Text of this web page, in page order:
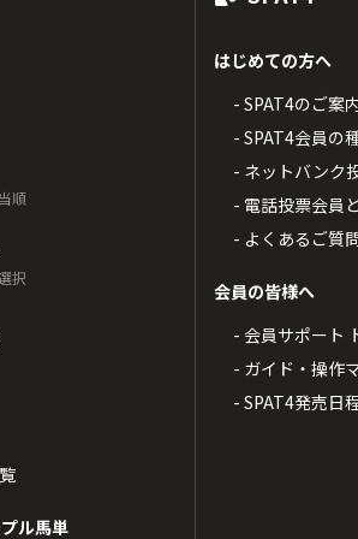
順
択
ル馬単
はじめての方へ
- SPAT4のご案
- SPAT4会員の
- ネットバンク
- 電話投票会員
- よくあるご質
会員の皆様へ
- 会員サポート
- ガイド・操作
- SPAT4発売日